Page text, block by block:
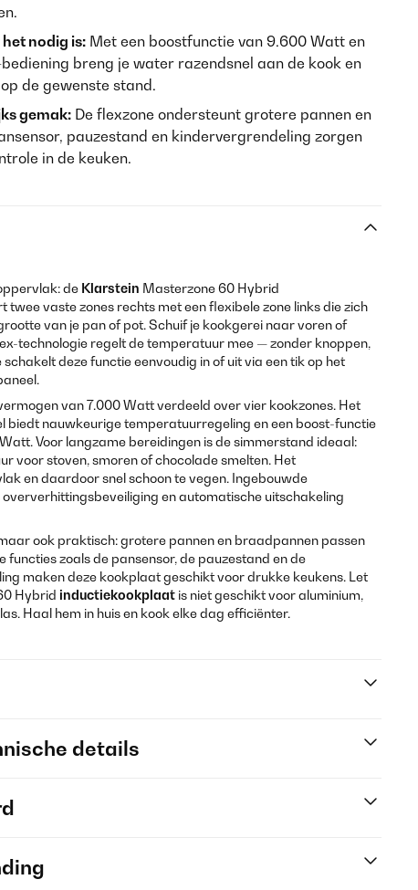
nodig is: Met een boostfunctie van 9.600 Watt en
breng je water razendsnel aan de kook en
de gewenste stand.
gemak: De flexzone ondersteunt grotere pannen en
pauzestand en kindervergrendeling zorgen
in de keuken.
de Klarstein Masterzone 60 Hybrid
twee vaste zones rechts met een flexibele zone links die zich
van je pan of pot. Schuif je kookgerei naar voren of
technologie regelt de temperatuur mee — zonder knoppen,
deze functie eenvoudig in of uit via een tik op het
van 7.000 Watt verdeeld over vier kookzones. Het
biedt nauwkeurige temperatuurregeling en een boost-functie
Voor langzame bereidingen is de simmerstand ideaal:
voor stoven, smoren of chocolade smelten. Het
en daardoor snel schoon te vegen. Ingebouwde
en automatische uitschakeling
ook praktisch: grotere pannen en braadpannen passen
functies zoals de pansensor, de pauzestand en de
maken deze kookplaat geschikt voor drukke keukens. Let
Hybrid inductiekookplaat is niet geschikt voor aluminium,
Haal hem in huis en kook elke dag efficiënter.
details